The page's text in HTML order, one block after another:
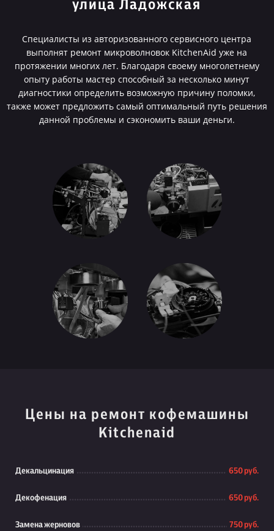
улица Ладожская
Специалисты из авторизованного сервисного центра
выполнят ремонт микроволновок KitchenAid уже на
протяжении многих лет. Благодаря своему многолетнему
опыту работы мастер способный за несколько минут
диагностики определить возможную причину поломки,
также может предложить самый оптимальный путь решения
данной проблемы и сэкономить ваши деньги.
Цены на ремонт кофемашины
Kitchenaid
Декальцинация 650 руб.
Декофенация 650 руб.
Замена жерновов 750 руб.